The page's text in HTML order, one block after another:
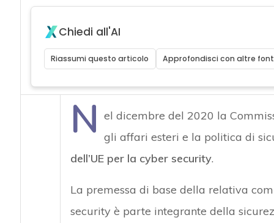
Chiedi all'AI
Riassumi questo articolo Approfondisci con altre
N el dicembre del 2020 la
gli affari esteri e la politica di
dell’UE per la cyber security.
La premessa di base della relativa
security è parte integrante della